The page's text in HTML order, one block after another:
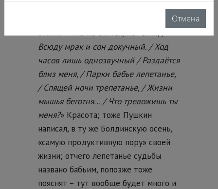
стихи: «Мне не спится, нет огня; /
Всюду мрак и сон докучный. / Ход
часов лишь однозвучный / Раздаётся
близ меня, / Парки бабье лепетанье,
/ Спящей ночи трепетанье, / Жизни
мышья беготня... / Что тревожишь ты
меня?» Красота; тоже Пушкин
написал, в ту же Болдинскую осень,
«самую продуктивную пору» своей
жизни; отчего лепетанье судьбы
названо бабьим, попозже тоже
пояснят – тут вообще будет много и
Отмена